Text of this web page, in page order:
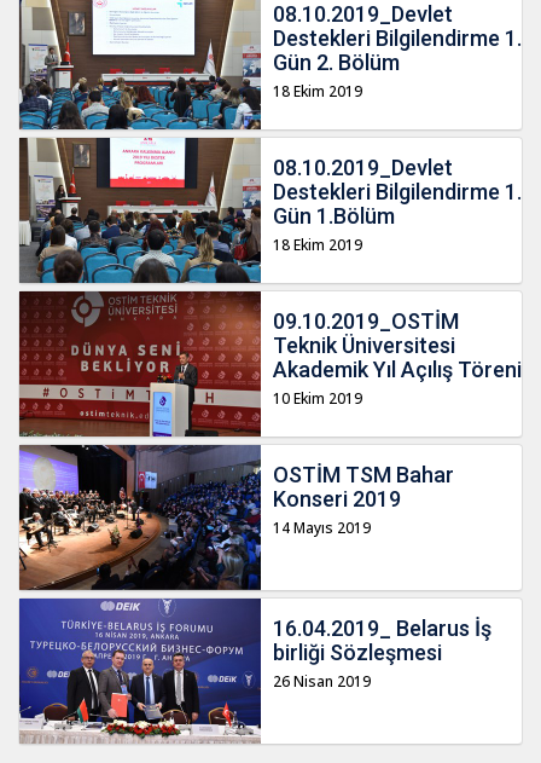
08.10.2019_Devlet
Destekleri Bilgilendirme 1.
Gün 2. Bölüm
18 Ekim 2019
08.10.2019_Devlet
Destekleri Bilgilendirme 1.
Gün 1.Bölüm
18 Ekim 2019
09.10.2019_OSTİM
Teknik Üniversitesi
Akademik Yıl Açılış Töreni
10 Ekim 2019
OSTİM TSM Bahar
Konseri 2019
14 Mayıs 2019
16.04.2019_ Belarus İş
birliği Sözleşmesi
26 Nisan 2019